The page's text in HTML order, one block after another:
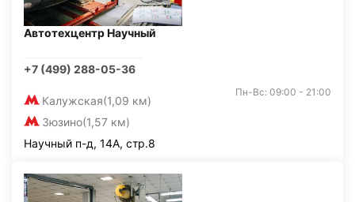
Автотехцентр Научный
+7 (499) 288-05-36
Калужская(1,09 км)
Зюзино(1,57 км)
Пн-Вс: 09:00 - 21:00
Научный п-д, 14А, стр.8